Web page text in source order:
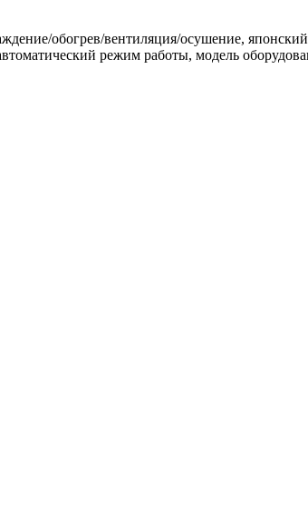
обогрев/вентиляция/осушение,
режим работы, модель